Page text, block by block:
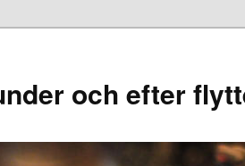
och efter